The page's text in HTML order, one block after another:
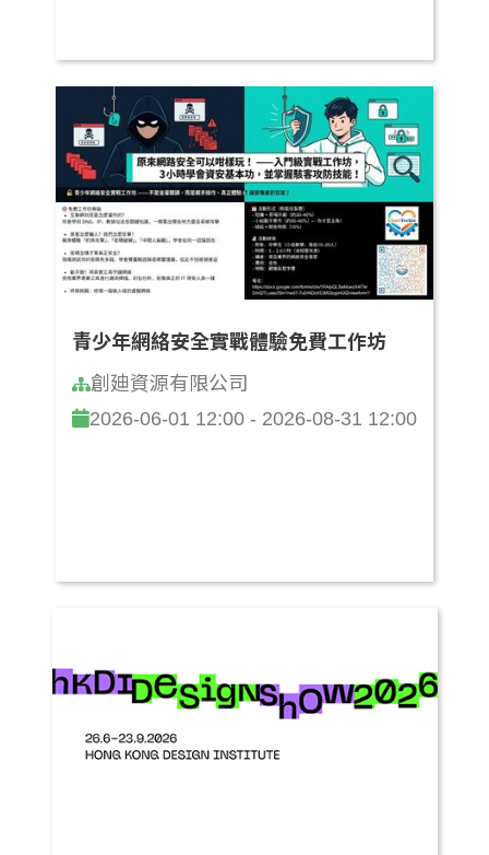
青少年網絡安全實戰體驗免費工作坊
創廸資源有限公司
2026-06-01 12:00 - 2026-08-31 12:00